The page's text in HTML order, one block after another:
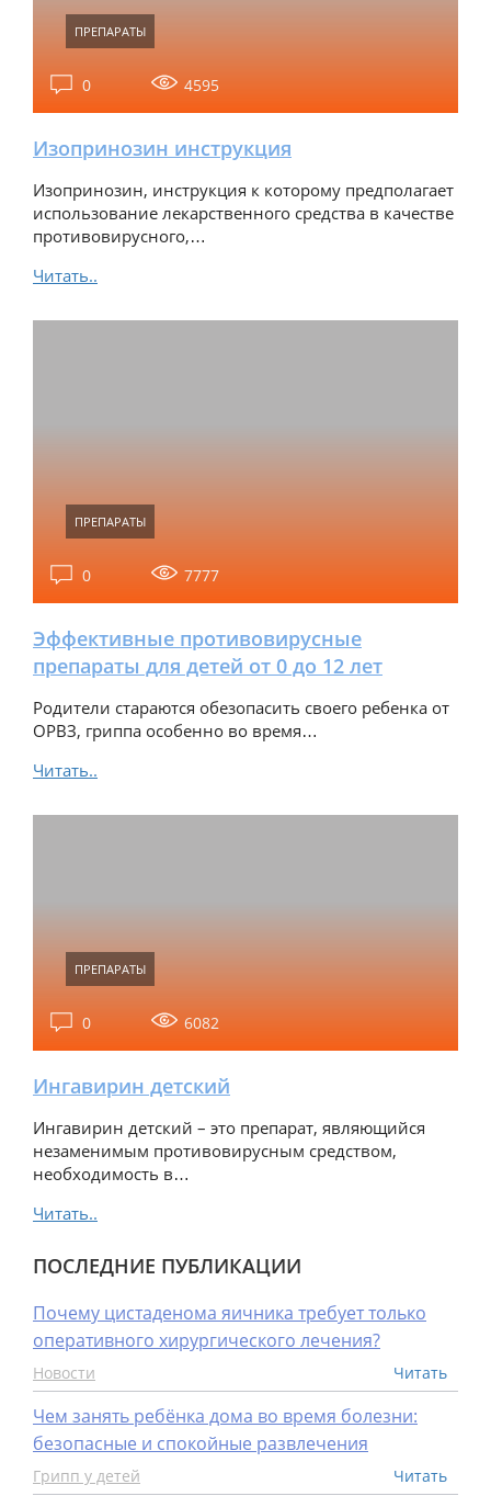
ПРЕПАРАТЫ
0 4595
Изопринозин инструкция
Изопринозин, инструкция к которому предполагает
использование лекарственного средства в качестве
противовирусного,…
Читать..
ПРЕПАРАТЫ
0 7777
Эффективные противовирусные
препараты для детей от 0 до 12 лет
Родители стараются обезопасить своего ребенка от
ОРВЗ, гриппа особенно во время…
Читать..
ПРЕПАРАТЫ
0 6082
Ингавирин детский
Ингавирин детский – это препарат, являющийся
незаменимым противовирусным средством,
необходимость в…
Читать..
ПОСЛЕДНИЕ ПУБЛИКАЦИИ
Почему цистаденома яичника требует только
оперативного хирургического лечения?
Новости Читать
Чем занять ребёнка дома во время болезни:
безопасные и спокойные развлечения
Грипп у детей Читать